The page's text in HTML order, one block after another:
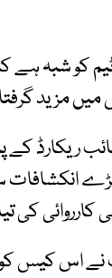
کو شبہ
مزید
غائب ریکارڈ
کارروائی کی
اس کیس